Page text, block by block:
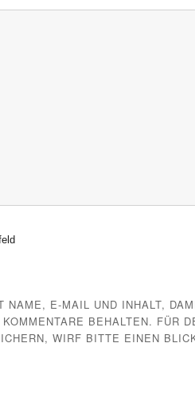
NAME, E-MAIL UND INHALT,
BEHALTEN. FÜR
WIRF BITTE EINEN